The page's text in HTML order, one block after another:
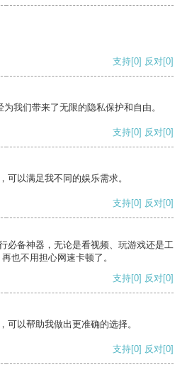
支持[0] 反对[0]
我们带来了无限的隐私保护和自由。
支持[0] 反对[0]
可以满足我不同的娱乐需求。
支持[0] 反对[0]
必备神器，无论是看视频、玩游戏还是工
也不用担心网速卡顿了。
支持[0] 反对[0]
可以帮助我做出更准确的选择。
支持[0] 反对[0]